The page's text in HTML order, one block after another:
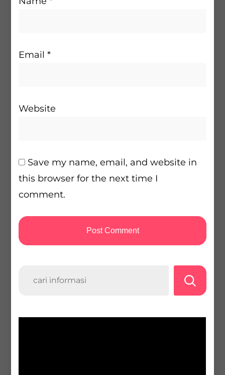
Email*
Website
Save my name, email, and website in
this browser for the next time I
comment.